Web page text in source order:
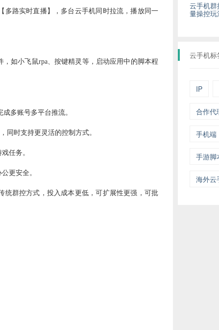
云手机
量操控玩
云手机标
IP
合作代
手机端
手游脚
海外云
多路实时直播】，多台云手机同时拉流，播放同一
，如小飞鼠rpa、按键精灵等，启动应用中的脚本程
多账号多平台推流。
同时支持更灵活的控制方式。
任务。
更安全。
统群控方式，投入成本更低，可扩展性更强，可批